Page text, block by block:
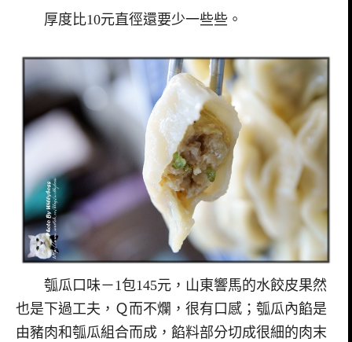
厚度比10元直徑還要少一些些。
瓠瓜口味－1包145元，山東響馬的水餃皮果然
也是下過工夫，Ｑ而不爛，很有口感；瓠瓜內餡是
由豬肉和瓠瓜組合而成，餡料部分切成很細的肉末